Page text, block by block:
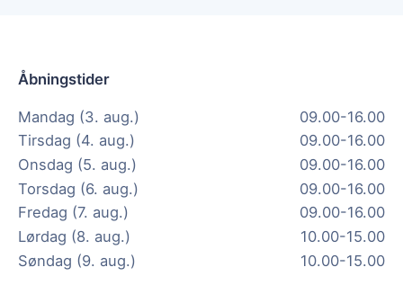
Åbningstider
Mandag (3. aug.)
09.00-16.00
Tirsdag (4. aug.)
09.00-16.00
Onsdag (5. aug.)
09.00-16.00
Torsdag (6. aug.)
09.00-16.00
Fredag (7. aug.)
09.00-16.00
Lørdag (8. aug.)
10.00-15.00
Søndag (9. aug.)
10.00-15.00